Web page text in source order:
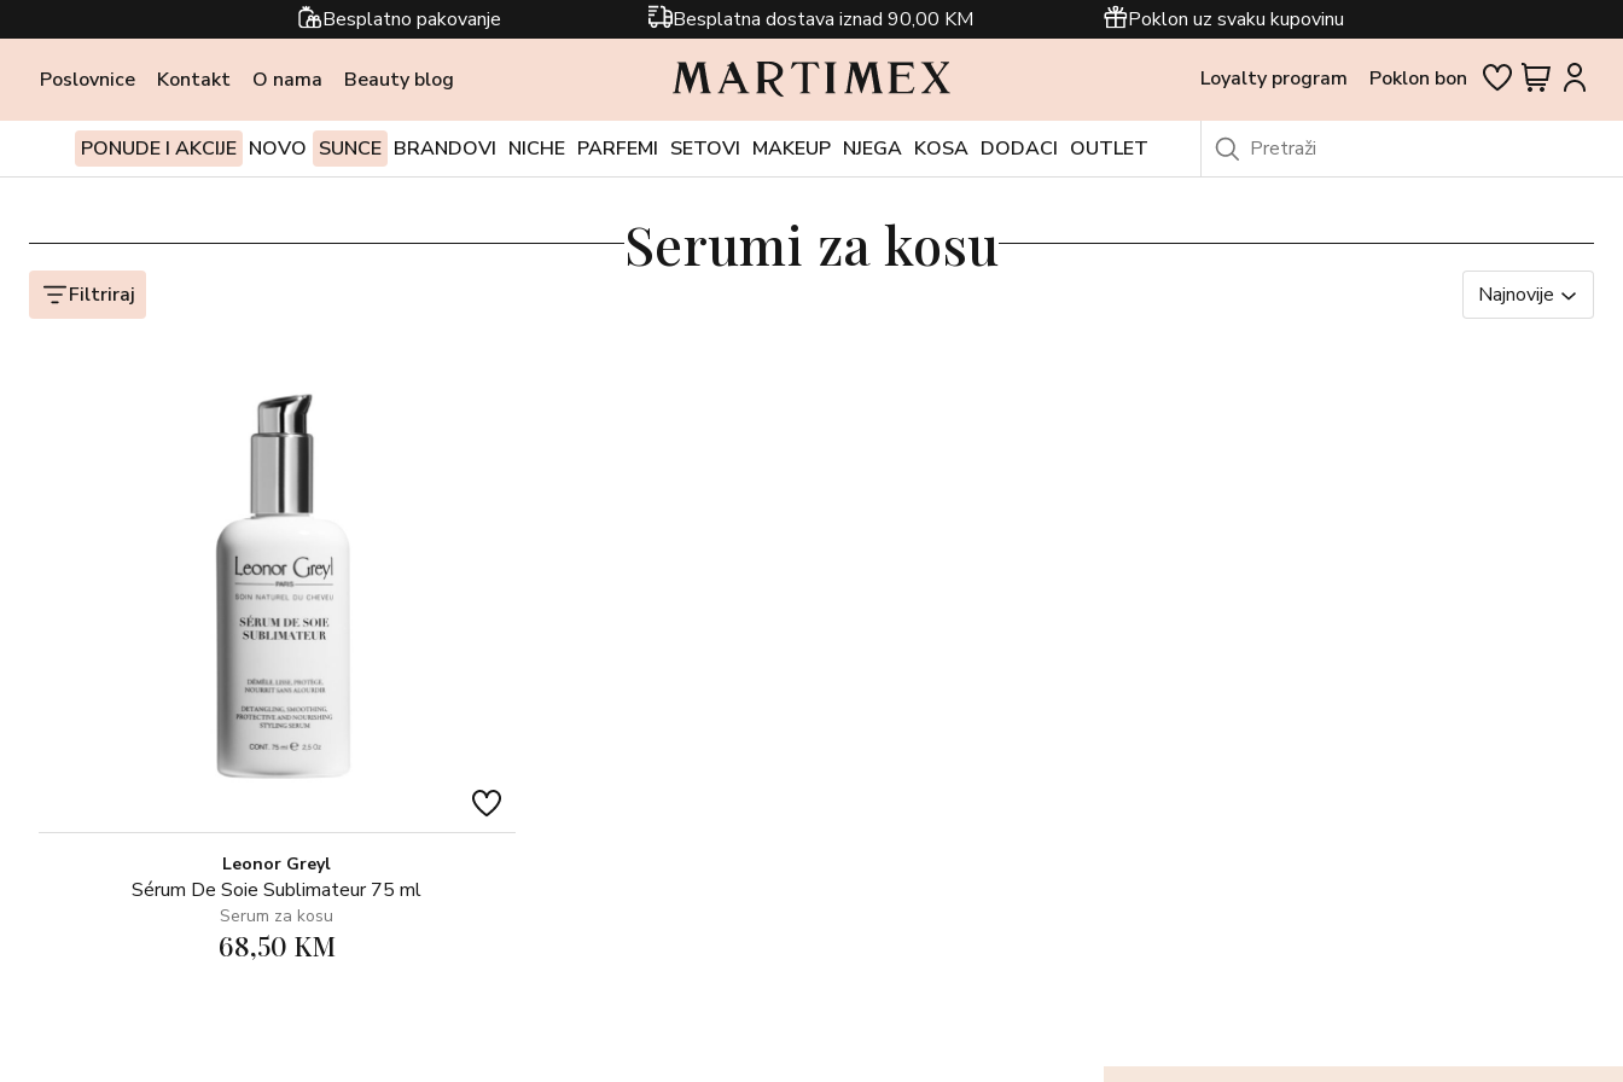
Besplatno pakovanje Besplatna dostava iznad 90,00 KM Poklon uz svaku kupovinu
Poslovnice Kontakt O nama Beauty blog Loyalty program Poklon bon
PONUDE I AKCIJE NOVO SUNCE BRANDOVI NICHE PARFEMI SETOVI MAKEUP NJEGA KOSA DODACI OUTLET
Serumi za kosu
Filtriraj Najnovije
Leonor Greyl
Sérum De Soie Sublimateur 75 ml
Serum za kosu
68,50 KM